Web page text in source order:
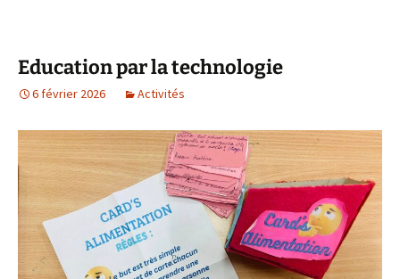
Education par la technologie
6 février 2026 Activités